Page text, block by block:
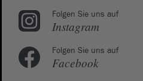
Folgen Sie uns auf
Instagram
Folgen Sie uns auf
Facebook